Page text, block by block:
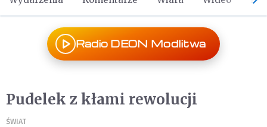
Radio DEON Modlitwa
Pudelek z kłami rewolucji
ŚWIAT